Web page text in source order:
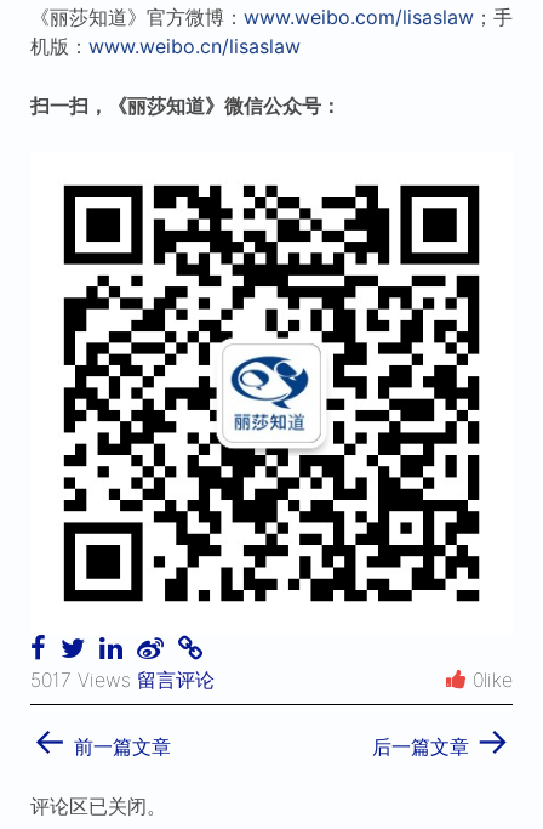
《丽莎知道》官方微博： www.weibo.com/lisaslaw；手
机版： www.weibo.cn/lisaslaw
扫一扫，《丽莎知道》微信公众号：
5017 Views 留言评论 0like
← 前一篇文章 后一篇文章 →
评论区已关闭。